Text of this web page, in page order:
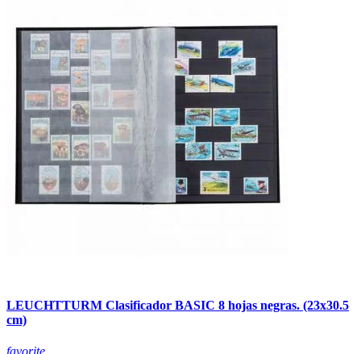
LEUCHTTURM Clasificador BASIC 8 hojas negras. (23x30.5
cm)